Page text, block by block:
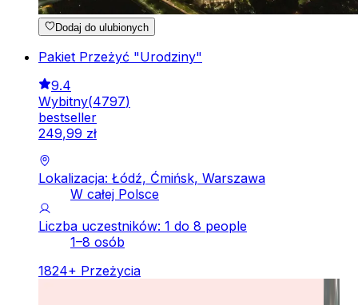
Dodaj do ulubionych
Pakiet Przeżyć "Urodziny"
9.4
Wybitny(4797)
bestseller
249,99 zł
Lokalizacja: Łódź, Ćmińsk, Warszawa
W całej Polsce
Liczba uczestników: 1 do 8 people
1–8 osób
1824+ Przeżycia